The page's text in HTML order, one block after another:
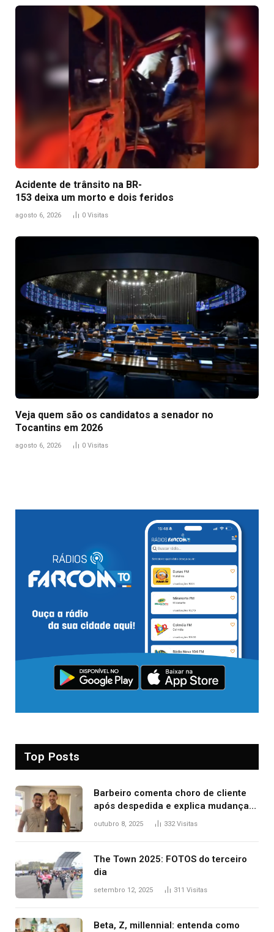
Acidente de trânsito na BR-
153 deixa um morto e dois feridos
agosto 6, 2026 0 Visitas
Veja quem são os candidatos a senador no
Tocantins em 2026
agosto 6, 2026 0 Visitas
Top Posts
Barbeiro comenta choro de cliente
após despedida e explica mudança
para o TO: ‘Não esperava atingir
outubro 8, 2025 332Visitas
The Town 2025: FOTOS do terceiro
dia
setembro 12, 2025 311 Visitas
Beta, Z, millennial: entenda como